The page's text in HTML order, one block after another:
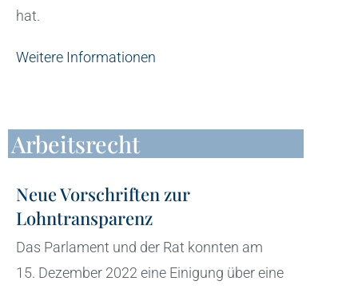
hat.
Weitere Informationen
Arbeitsrecht
Neue Vorschriften zur
Lohntransparenz
Das Parlament und der Rat konnten am
15. Dezember 2022 eine Einigung über eine